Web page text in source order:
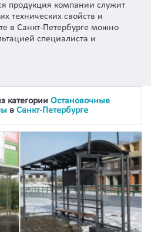
продукция компании служит
технических свойств и
в Санкт-Петербурге можно
специалиста и
категории Остановочные
в Санкт-Петербурге